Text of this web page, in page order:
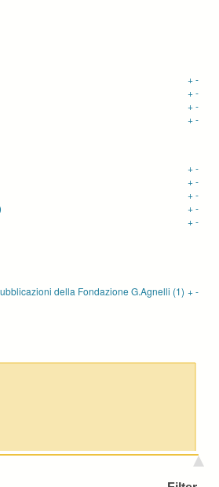
+-
+-
+-
+-
+-
+-
+-
+-
+-
della Fondazione G.Agnelli (1) +-